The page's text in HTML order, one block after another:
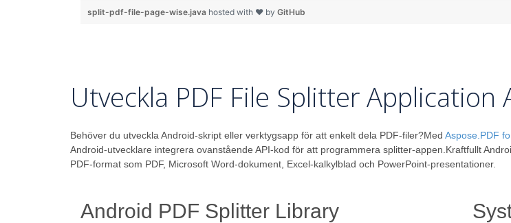
split-pdf-file-page-wise.java hosted with ❤ by GitHub
Utveckla PDF File Splitter Application
Behöver du utveckla Android-skript eller verktygsapp för att enkelt dela PDF-filer?Med Aspose.PDF
Android-utvecklare integrera ovanstående API-kod för att programmera splitter-appen.Kraftfullt
PDF-format som PDF, Microsoft Word-dokument, Excel-kalkylblad och PowerPoint-presentationer.
Android PDF Splitter Library